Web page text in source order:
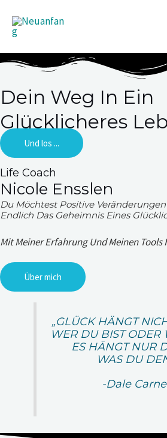
Inhalt
Dein Weg In Ein
Glücklicheres
Und los ...
Life Coach
Nicole Ensslen
Du Möchtest Positive
Endlich Das Geheimnis Eines
Mit Meiner Erfahrung Und Meinen Tools
Über mich
„GLÜCK HÄNGT
WER DU BIST ODER
ES HÄNGT NUR
WAS DU
-Dale